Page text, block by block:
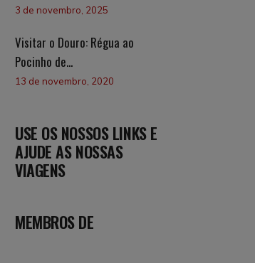
3 de novembro, 2025
Visitar o Douro: Régua ao
Pocinho de...
13 de novembro, 2020
USE OS NOSSOS LINKS E
AJUDE AS NOSSAS
VIAGENS
MEMBROS DE